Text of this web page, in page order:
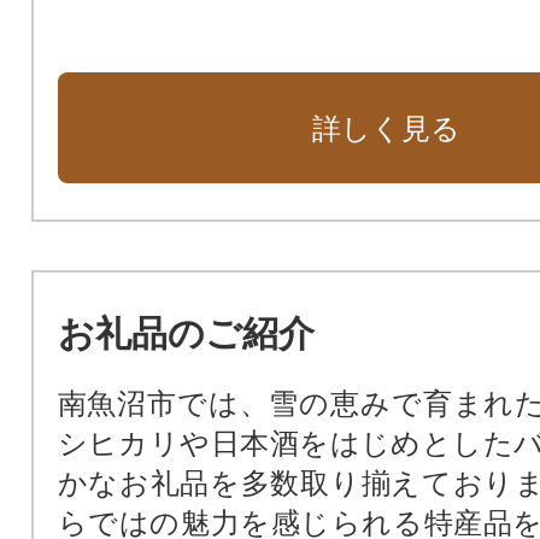
詳しく見る
お礼品のご紹介
南魚沼市では、雪の恵みで育まれ
シヒカリや日本酒をはじめとした
かなお礼品を多数取り揃えており
らではの魅力を感じられる特産品